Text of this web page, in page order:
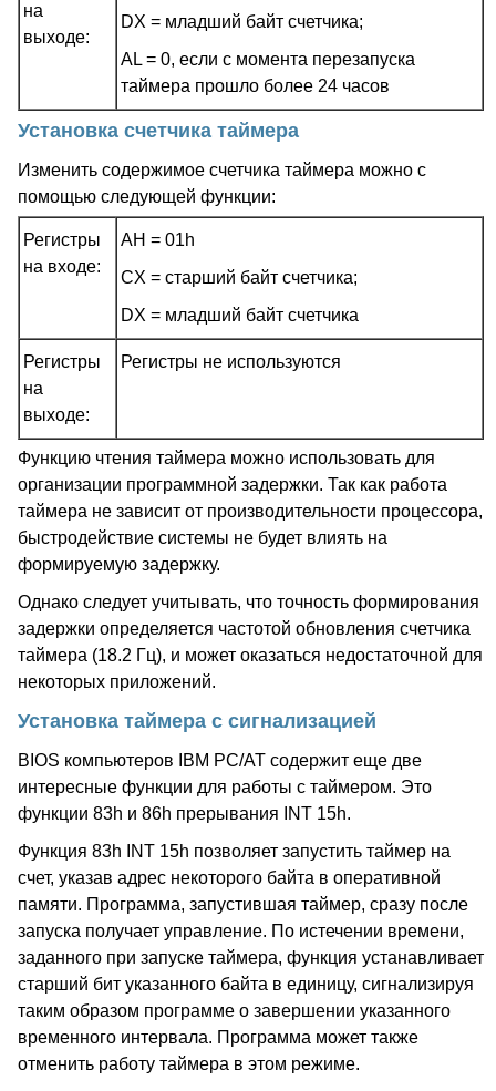
на
выходе:
DX = младший байт счетчика;
AL = 0, если с момента перезапуска
таймера прошло более 24 часов
Установка счетчика таймера
Изменить содержимое счетчика таймера можно с
помощью следующей функции:
Регистры
на входе:
AH = 01h
CX = старший байт счетчика;
DX = младший байт счетчика
Регистры
на
выходе:
Регистры не используются
Функцию чтения таймера можно использовать для
организации программной задержки. Так как работа
таймера не зависит от производительности процессора,
быстродействие системы не будет влиять на
формируемую задержку.
Однако следует учитывать, что точность формирования
задержки определяется частотой обновления счетчика
таймера (18.2 Гц), и может оказаться недостаточной для
некоторых приложений.
Установка таймера с сигнализацией
BIOS компьютеров IBM PC/AT содержит еще две
интересные функции для работы с таймером. Это
функции 83h и 86h прерывания INT 15h.
Функция 83h INT 15h позволяет запустить таймер на
счет, указав адрес некоторого байта в оперативной
памяти. Программа, запустившая таймер, сразу после
запуска получает управление. По истечении времени,
заданного при запуске таймера, функция устанавливает
старший бит указанного байта в единицу, сигнализируя
таким образом программе о завершении указанного
временного интервала. Программа может также
отменить работу таймера в этом режиме.